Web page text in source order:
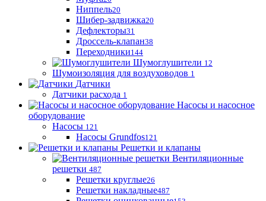
Ниппель20
Шибер-задвижка20
Дефлекторы31
Дроссель-клапан38
Переходники144
Шумоглушители 12
Шумоизоляция для воздуховодов 1
Датчики
Датчики расхода 1
Насосы и насосное
оборудование
Насосы 121
Насосы Grundfos121
Решетки и клапаны
Вентиляционные
решетки 487
Решетки круглые26
Решетки накладные487